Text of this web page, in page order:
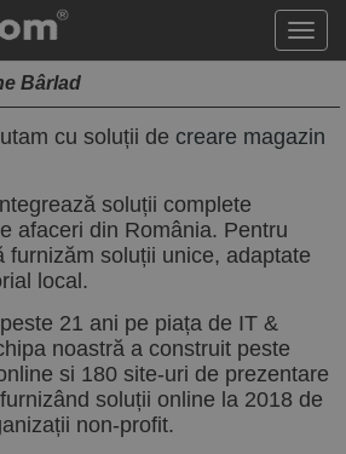
meniu
Bârlad
cu soluții de creare magazin
soluții complete
afaceri din România. Pentru
furnizăm soluții unice, adaptate
local.
21 ani pe piața de IT &
noastră a construit peste
si 180 site-uri de prezentare
soluții online la 2018 de
non-profit.